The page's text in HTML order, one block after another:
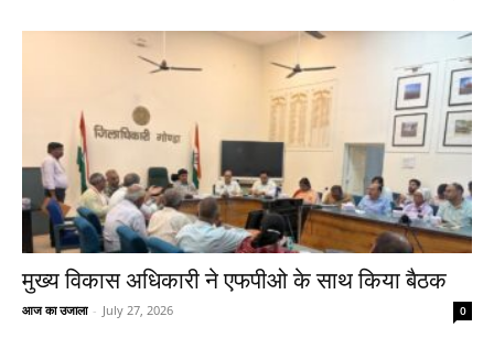
मुख्य विकास अधिकारी ने एफपीओ के साथ किया बैठक
आज का उजाला - July 27, 2026 0